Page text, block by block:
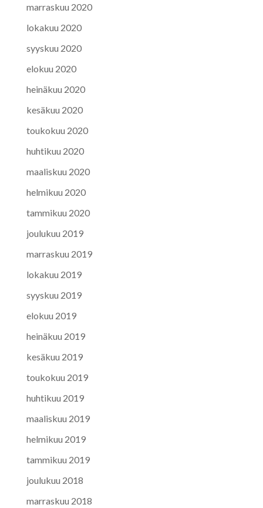
marraskuu 2020
lokakuu 2020
syyskuu 2020
elokuu 2020
heinäkuu 2020
kesäkuu 2020
toukokuu 2020
huhtikuu 2020
maaliskuu 2020
helmikuu 2020
tammikuu 2020
joulukuu 2019
marraskuu 2019
lokakuu 2019
syyskuu 2019
elokuu 2019
heinäkuu 2019
kesäkuu 2019
toukokuu 2019
huhtikuu 2019
maaliskuu 2019
helmikuu 2019
tammikuu 2019
joulukuu 2018
marraskuu 2018